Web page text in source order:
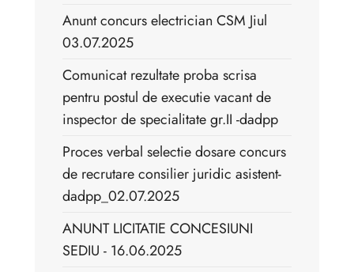
Anunt concurs electrician CSM Jiul
03.07.2025
Comunicat rezultate proba scrisa
pentru postul de executie vacant de
inspector de specialitate gr.II -dadpp
Proces verbal selectie dosare concurs
de recrutare consilier juridic asistent-
dadpp_02.07.2025
ANUNT LICITATIE CONCESIUNI
SEDIU - 16.06.2025